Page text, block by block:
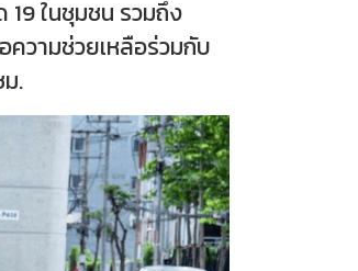
ในชุมชน รวมถึง
วามช่วยเหลือร่วมกับ
.